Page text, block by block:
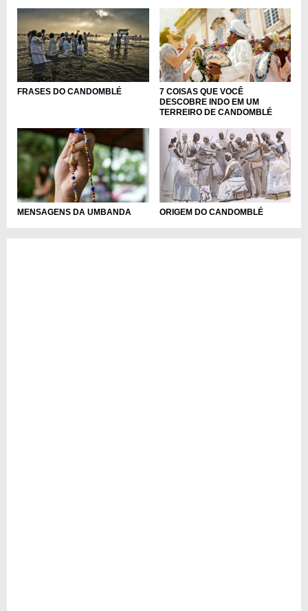
FRASES DO CANDOMBLÉ
7 COISAS QUE VOCÊ
DESCOBRE INDO EM UM
TERREIRO DE CANDOMBLÉ
MENSAGENS DA UMBANDA ORIGEM DO CANDOMBLÉ